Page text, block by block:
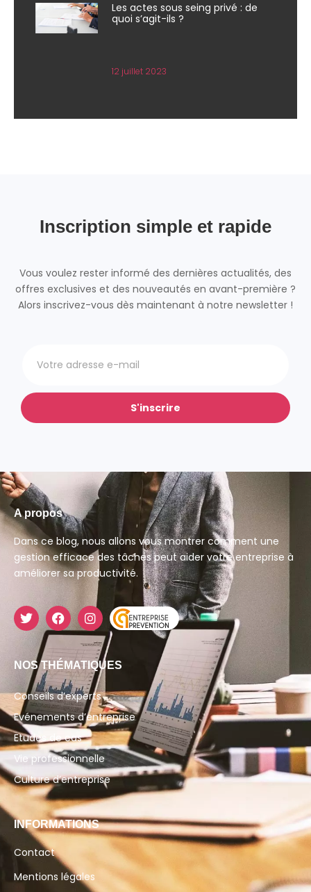
Les actes sous seing privé : de
quoi s’agit-ils ?
12 juillet 2023
Inscription simple et rapide
Vous voulez rester informé des dernières actualités, des
offres exclusives et des nouveautés en avant-première ?
Alors inscrivez-vous dès maintenant à notre newsletter !
S'inscrire
A propos
Dans ce blog, nous allons vous montrer comment une
gestion efficace des tâches peut aider votre entreprise à
améliorer sa productivité.
NOS THÉMATIQUES
Conseils d’experts
Evénements d’entreprise
Etudes de cas
Vie professionnelle
Culture d’entreprise
INFORMATIONS
Contact
Mentions légales